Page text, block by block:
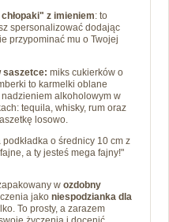
z imieniem: to
spersonalizować dodając
przypominać mu o Twojej
saszetce: miks cukierków o
to karmelki oblane
alkoholowym w
tequila, whisky, rum oraz
losowo.
o średnicy 10 cm z
a ty jesteś mega fajny!"
w ozdobny
jako niespodzianka dla
To prosty, a zarazem